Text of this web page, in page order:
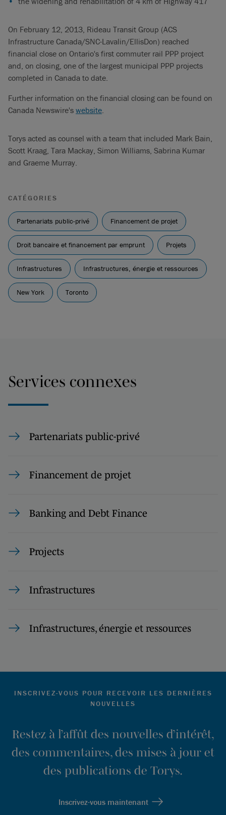
On February 12, 2013, Rideau Transit Group (ACS
Infrastructure Canada/SNC-Lavalin/EllisDon) reached
financial close on Ontario's first commuter rail PPP project
and, on closing, one of the largest municipal PPP projects
completed in Canada to date.
Further information on the financial closing can be found on
Canada Newswire's website
Torys acted as counsel with a team that included Mark Bain,
Scott Kraag, Tara Mackay, Simon Williams, Sabrina Kumar
and Graeme Murray.
CATÉGORIES
Partenariats public-privé Financement de projet
Droit bancaire et financement par emprunt Projets
Infrastructures Infrastructures, énergie et ressources
New York Toronto
Services connexes
Partenariats public-privé
Financement de projet
Banking and Debt Finance
Projects
Infrastructures
Infrastructures, énergie et ressources
INSCRIVEZ-VOUS POUR RECEVOIR LES DERNIÈRES
NOUVELLES
Restez à l’affût des nouvelles d’intérêt,
des commentaires, des mises à jour et
des publications de Torys.
Inscrivez-vous maintenant